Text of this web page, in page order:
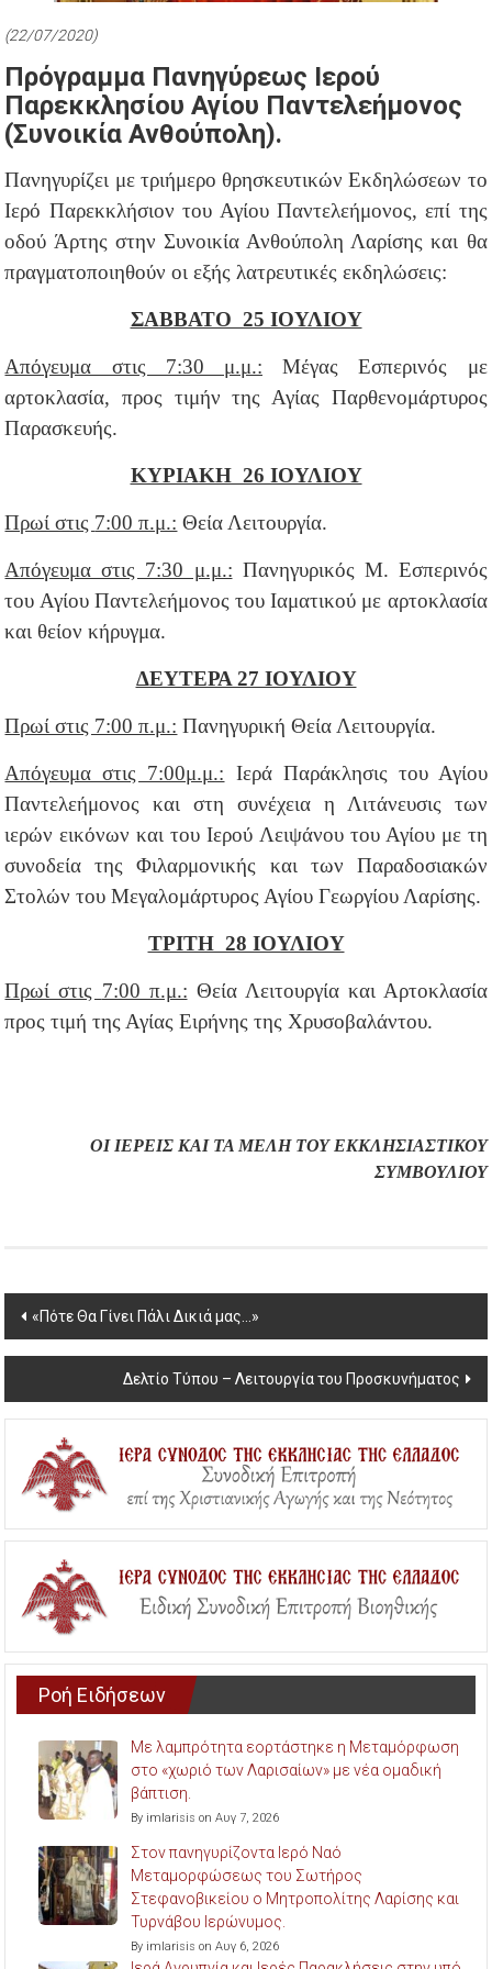
(22/07/2020)
Πρόγραμμα Πανηγύρεως Ιερού
Παρεκκλησίου Αγίου Παντελεήμονος
(συνοικία Ανθούπολη).
Πανηγυρίζει με τριήμερο θρησκευτικών Εκδηλώσεων το
Ιερό Παρεκκλήσιον του Αγίου Παντελεήμονος, επί της
οδού Άρτης στην Συνοικία Ανθούπολη Λαρίσης και θα
πραγματοποιηθούν οι εξής λατρευτικές εκδηλώσεις:
ΣΑΒΒΑΤΟ 25 ΙΟΥΛΙΟΥ
Απόγευμα στις 7:30 μ.μ.: Μέγας Εσπερινός με
αρτοκλασία, προς τιμήν της Αγίας Παρθενομάρτυρος
Παρασκευής.
ΚΥΡΙΑΚΗ 26 ΙΟΥΛΙΟΥ
Πρωί στις 7:00 π.μ.: Θεία Λειτουργία.
Απόγευμα στις 7:30 μ.μ.: Πανηγυρικός Μ. Εσπερινός
του Αγίου Παντελεήμονος του Ιαματικού με αρτοκλασία
και θείον κήρυγμα.
ΔΕΥΤΕΡΑ 27 ΙΟΥΛΙΟΥ
Πρωί στις 7:00 π.μ.: Πανηγυρική Θεία Λειτουργία.
Απόγευμα στις 7:00μ.μ.: Ιερά Παράκλησις του Αγίου
Παντελεήμονος και στη συνέχεια η Λιτάνευσις των
ιερών εικόνων και του Ιερού Λειψάνου του Αγίου με τη
συνοδεία της Φιλαρμονικής και των Παραδοσιακών
Στολών του Μεγαλομάρτυρος Αγίου Γεωργίου Λαρίσης.
ΤΡΙΤΗ 28 ΙΟΥΛΙΟΥ
Πρωί στις 7:00 π.μ.: Θεία Λειτουργία και Αρτοκλασία
προς τιμή της Αγίας Ειρήνης της Χρυσοβαλάντου.
ΟΙ ΙΕΡΕΙΣ ΚΑΙ ΤΑ ΜΕΛΗ ΤΟΥ ΕΚΚΛΗΣΙΑΣΤΙΚΟΥ
ΣΥΜΒΟΥΛΙΟΥ
Post
navigation
«Πότε Θα Γίνει Πάλι Δικιά μας…»
Δελτίο Τύπου – Λειτουργία του Προσκυνήματος
Ροή Ειδήσεων
Με λαμπρότητα εορτάστηκε η Μεταμόρφωση
στο «χωριό των Λαρισαίων» με νέα ομαδική
βάπτιση.
By imlarisis on Αυγ 7, 2026
Στον πανηγυρίζοντα Ιερό Ναό
Μεταμορφώσεως του Σωτήρος
Στεφανοβικείου ο Μητροπολίτης Λαρίσης και
Τυρνάβου Ιερώνυμος.
By imlarisis on Αυγ 6, 2026